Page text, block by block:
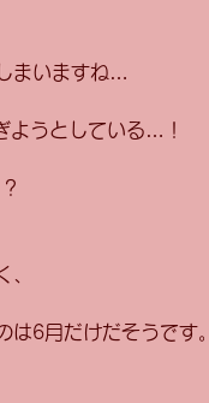
まいますね…
ようとしている…！
、
は6月だけだそうです。